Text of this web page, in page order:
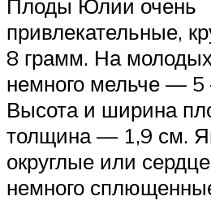
Плоды Юлии очень
привлекательные,
8 грамм. На
немного мельче —
Высота и ширина
толщина — 1,9 см.
округлые или
немного